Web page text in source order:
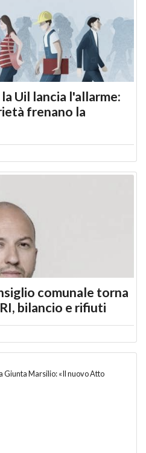
Uil lancia l'allarme:
frenano la
comunale torna
bilancio e rifiuti